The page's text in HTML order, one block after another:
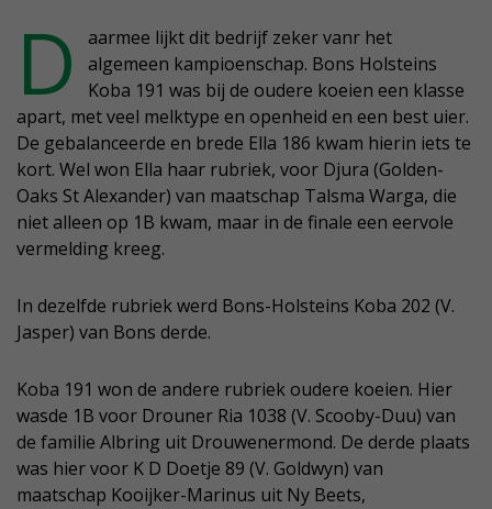
D
aarmee lijkt dit bedrijf zeker vanr het
algemeen kampioenschap. Bons Holsteins
Koba 191 was bij de oudere koeien een klasse
apart, met veel melktype en openheid en een best uier.
De gebalanceerde en brede Ella 186 kwam hierin iets te
kort. Wel won Ella haar rubriek, voor Djura (Golden-
Oaks St Alexander) van maatschap Talsma Warga, die
niet alleen op 1B kwam, maar in de finale een eervole
vermelding kreeg.
In dezelfde rubriek werd Bons-Holsteins Koba 202 (V.
Jasper) van Bons derde.
Koba 191 won de andere rubriek oudere koeien. Hier
wasde 1B voor Drouner Ria 1038 (V. Scooby-Duu) van
de familie Albring uit Drouwenermond. De derde plaats
was hier voor K D Doetje 89 (V. Goldwyn) van
maatschap Kooijker-Marinus uit Ny Beets,